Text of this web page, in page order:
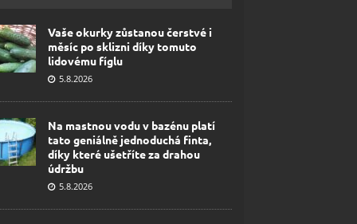
Vaše okurky zůstanou čerstvé i
měsíc po sklizni díky tomuto
lidovému fíglu
5.8.2026
Na mastnou vodu v bazénu platí
tato geniálně jednoduchá finta,
díky které ušetříte za drahou
údržbu
5.8.2026